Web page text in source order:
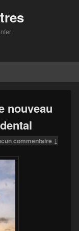
nouveau
commentaire ↓